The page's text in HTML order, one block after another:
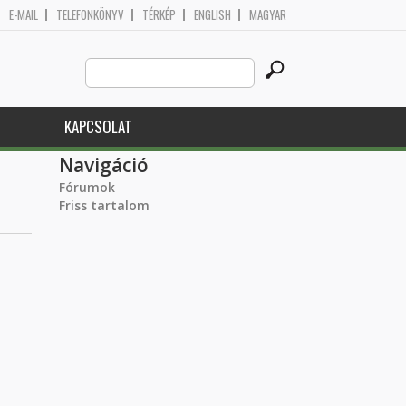
E-MAIL TELEFONKÖNYV TÉRKÉP ENGLISH MAGYAR
Search
this
site
KAPCSOLAT
Navigáció
Fórumok
Friss tartalom